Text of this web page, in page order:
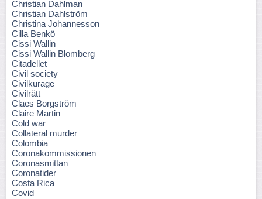
Christian Dahlman
Christian Dahlström
Christina Johannesson
Cilla Benkö
Cissi Wallin
Cissi Wallin Blomberg
Citadellet
Civil society
Civilkurage
Civilrätt
Claes Borgström
Claire Martin
Cold war
Collateral murder
Colombia
Coronakommissionen
Coronasmittan
Coronatider
Costa Rica
Covid